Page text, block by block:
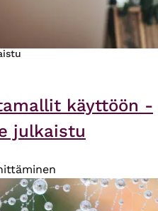
käyttöön -
julkaistu